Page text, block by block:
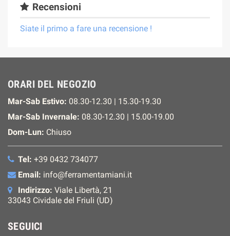
Recensioni
Siate il primo a fare una recensione !
ORARI DEL NEGOZIO
Mar-Sab Estivo: 08.30-12.30 | 15.30-19.30
Mar-Sab Invernale: 08.30-12.30 | 15.00-19.00
Dom-Lun: Chiuso
Tel: +39 0432 734077
Email: info@ferramentamiani.it
Indirizzo: Viale Libertà, 21
33043 Cividale del Friuli (UD)
SEGUICI